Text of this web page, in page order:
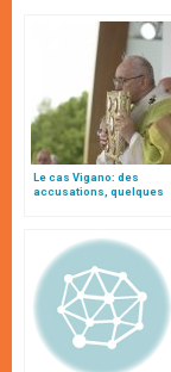
Le cas Vigano: des
accusations, quelques